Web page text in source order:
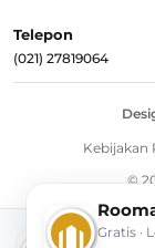
Telepon
(021) 27819064
Kebijakan
©
Gratis ·